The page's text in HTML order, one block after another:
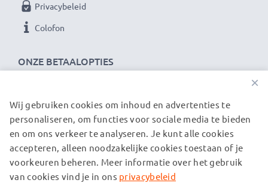
ONZE BETAALOPTIES
Privacybeleid
Colofon
ONZE VERZENDPARTNERS
© subtel.be 2026
Alle prijzen zijn inclusief btw en exclusief verzendkosten.
Houd er rekening mee dat alle genoemde handelsmerken de
×
Wij gebruiken cookies om inhoud en advertenties te
personaliseren, om functies voor sociale media te bieden
en om ons verkeer te analyseren. Je kunt alle cookies
accepteren, alleen noodzakelijke cookies toestaan of je
voorkeuren beheren. Meer informatie over het gebruik
van cookies vind je in ons privacybeleid